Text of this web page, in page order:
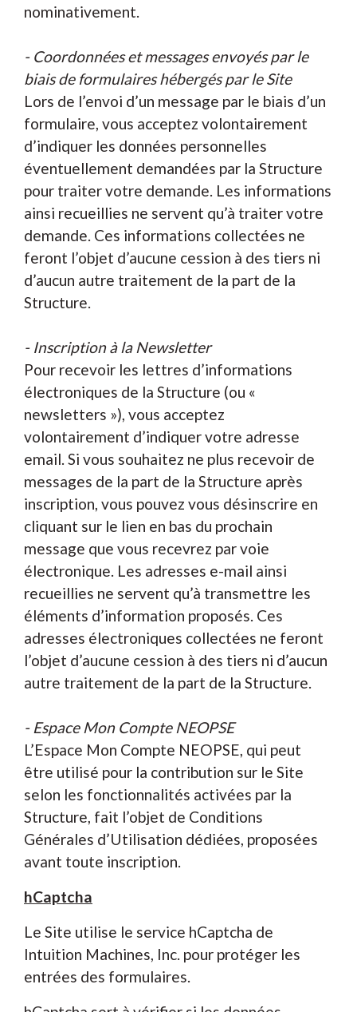
nominativement.
- Coordonnées et messages envoyés par le
biais de formulaires hébergés par le Site
Lors de l’envoi d’un message par le biais d’un
formulaire, vous acceptez volontairement
d’indiquer les données personnelles
éventuellement demandées par la Structure
pour traiter votre demande. Les informations
ainsi recueillies ne servent qu’à traiter votre
demande. Ces informations collectées ne
feront l’objet d’aucune cession à des tiers ni
d’aucun autre traitement de la part de la
Structure.
- Inscription à la Newsletter
Pour recevoir les lettres d’informations
électroniques de la Structure (ou «
newsletters »), vous acceptez
volontairement d’indiquer votre adresse
email. Si vous souhaitez ne plus recevoir de
messages de la part de la Structure après
inscription, vous pouvez vous désinscrire en
cliquant sur le lien en bas du prochain
message que vous recevrez par voie
électronique. Les adresses e-mail ainsi
recueillies ne servent qu’à transmettre les
éléments d’information proposés. Ces
adresses électroniques collectées ne feront
l’objet d’aucune cession à des tiers ni d’aucun
autre traitement de la part de la Structure.
- Espace Mon Compte NEOPSE
L’Espace Mon Compte NEOPSE, qui peut
être utilisé pour la contribution sur le Site
selon les fonctionnalités activées par la
Structure, fait l’objet de Conditions
Générales d’Utilisation dédiées, proposées
avant toute inscription.
hCaptcha
Le Site utilise le service hCaptcha de
Intuition Machines, Inc. pour protéger les
entrées des formulaires.